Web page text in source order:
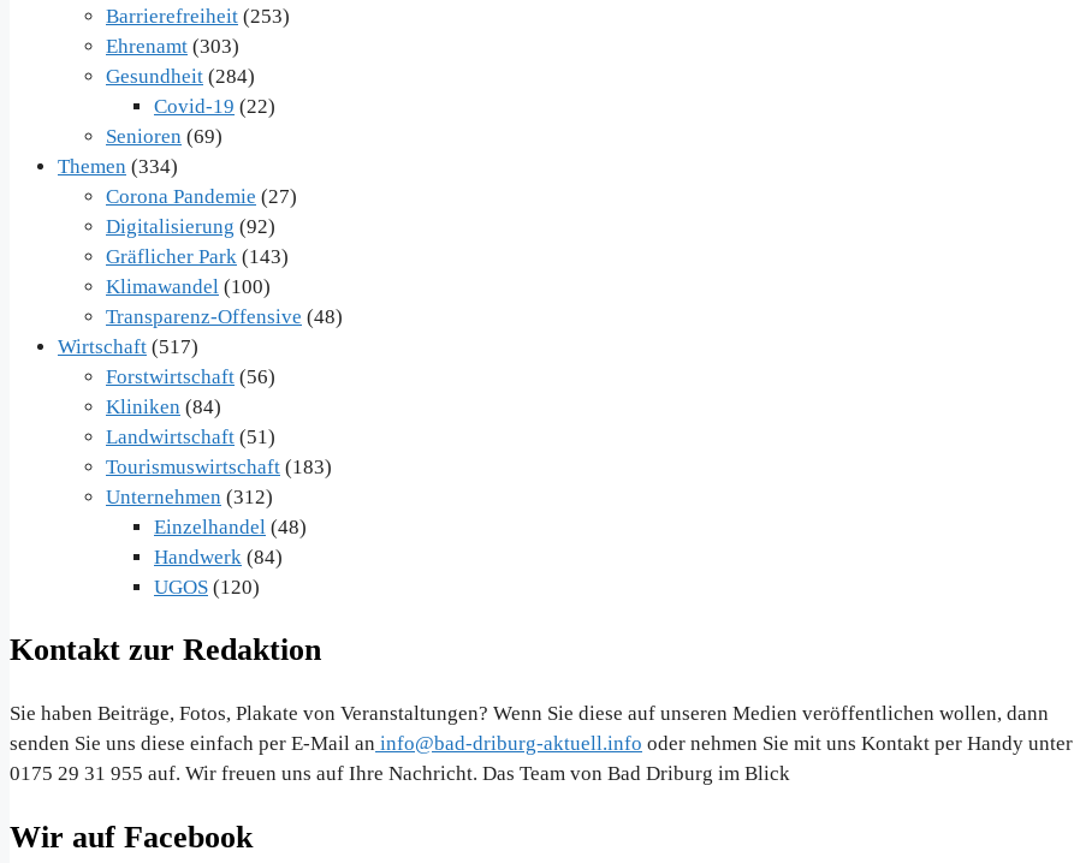
Barrierefreiheit (253)
Ehrenamt (303)
Gesundheit (284)
Covid-19 (22)
Senioren (69)
Themen (334)
Corona Pandemie (27)
Digitalisierung (92)
Gräflicher Park (143)
Klimawandel (100)
Transparenz-Offensive (48)
Wirtschaft (517)
Forstwirtschaft (56)
Kliniken (84)
Landwirtschaft (51)
Tourismuswirtschaft (183)
Unternehmen (312)
Einzelhandel (48)
Handwerk (84)
UGOS (120)
Kontakt zur Redaktion
Sie haben Beiträge, Fotos, Plakate von Veranstaltungen? Wenn Sie diese auf unseren Medien veröffentlichen wollen, dann
senden Sie uns diese einfach per E-Mail an info@bad-driburg-aktuell.info oder nehmen Sie mit uns Kontakt per Handy unter
0175 29 31 955 auf. Wir freuen uns auf Ihre Nachricht. Das Team von Bad Driburg im Blick
Wir auf Facebook